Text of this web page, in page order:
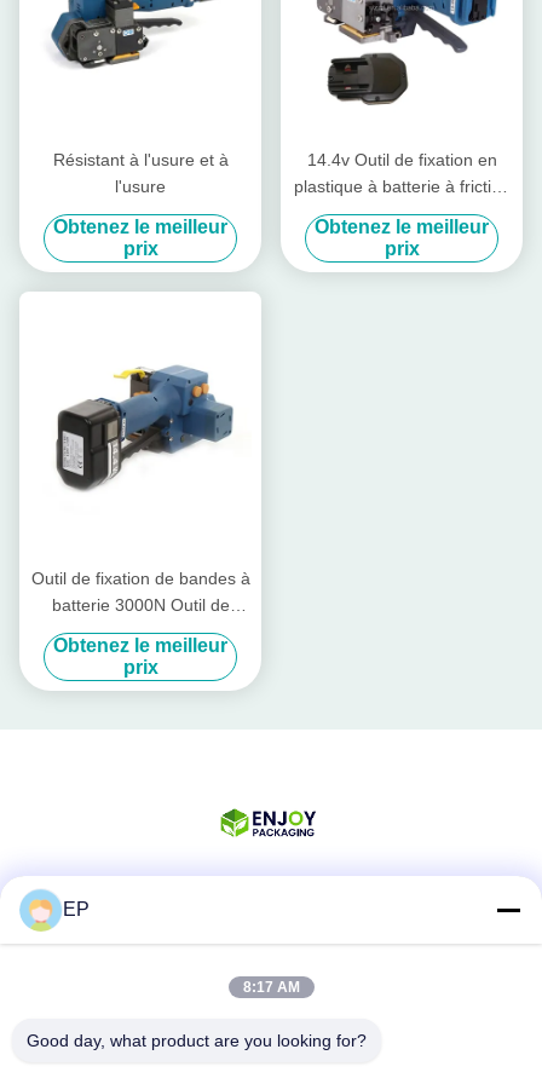
Résistant à l'usure et à
l'usure
Obtenez le meilleur
prix
14.4v Outil de fixation en
plastique à batterie à friction
Outil de fixation à la main
Obtenez le meilleur
prix
Outil de fixation de bandes à
batterie 3000N Outil de
fixation de bandes
rechargeable Pp PET Band
13 mm - 19 mm
Obtenez le meilleur
prix
Contactez rapidement
EP
8:17 AM
Good day, what product are you looking for?